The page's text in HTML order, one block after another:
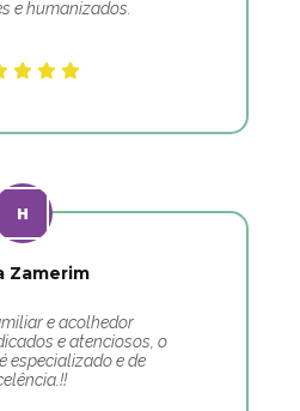
e humanizados.
Zamerim
e acolhedor
e atenciosos, o
especializado e de